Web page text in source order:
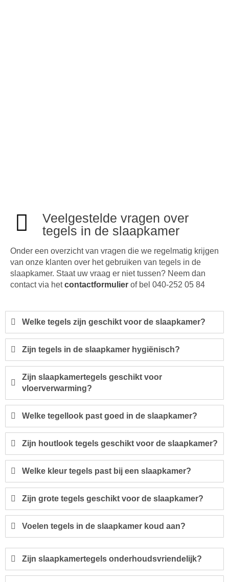
Veelgestelde vragen over
tegels in de slaapkamer
Onder een overzicht van vragen die we regelmatig krijgen
van onze klanten over het gebruiken van tegels in de
slaapkamer. Staat uw vraag er niet tussen? Neem dan
contact via hetcontactformulier of bel 040-252 05 84
Welke tegels zijn geschikt voor de slaapkamer?
Zijn tegels in de slaapkamer hygiënisch?
Zijn slaapkamertegels geschikt voor
vloerverwarming?
Welke tegellook past goed in de slaapkamer?
Zijn houtlook tegels geschikt voor de slaapkamer?
Welke kleur tegels past bij een slaapkamer?
Zijn grote tegels geschikt voor de slaapkamer?
Voelen tegels in de slaapkamer koud aan?
Zijn slaapkamertegels onderhoudsvriendelijk?